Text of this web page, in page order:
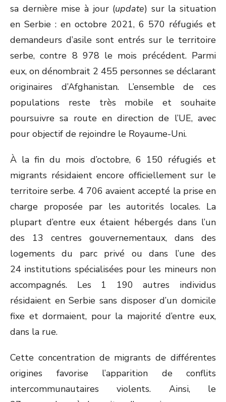
sa dernière mise à jour (update) sur la situation
en Serbie : en octobre 2021, 6 570 réfugiés et
demandeurs d’asile sont entrés sur le territoire
serbe, contre 8 978 le mois précédent. Parmi
eux, on dénombrait 2 455 personnes se déclarant
originaires d’Afghanistan. L’ensemble de ces
populations reste très mobile et souhaite
poursuivre sa route en direction de l’UE, avec
pour objectif de rejoindre le Royaume-Uni.
À la fin du mois d’octobre, 6 150 réfugiés et
migrants résidaient encore officiellement sur le
territoire serbe. 4 706 avaient accepté la prise en
charge proposée par les autorités locales. La
plupart d’entre eux étaient hébergés dans l’un
des 13 centres gouvernementaux, dans des
logements du parc privé ou dans l’une des
24 institutions spécialisées pour les mineurs non
accompagnés. Les 1 190 autres individus
résidaient en Serbie sans disposer d’un domicile
fixe et dormaient, pour la majorité d’entre eux,
dans la rue.
Cette concentration de migrants de différentes
origines favorise l’apparition de conflits
intercommunautaires violents. Ainsi, le